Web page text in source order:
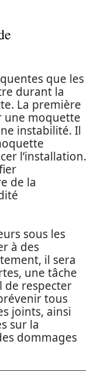
que les
durant la
La première
une moquette
instabilité. Il
l’installation.
de la
sous les
à des
il sera
une tâche
de respecter
tous
joints, ainsi
sur la
dommages